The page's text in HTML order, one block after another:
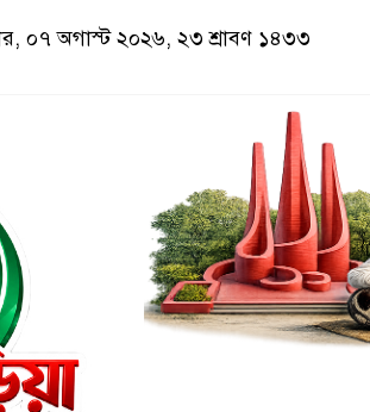
০৭ অগাস্ট ২০২৬, ২৩ শ্রাবণ ১৪৩৩